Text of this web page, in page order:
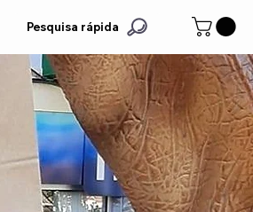
Pesquisa rápida